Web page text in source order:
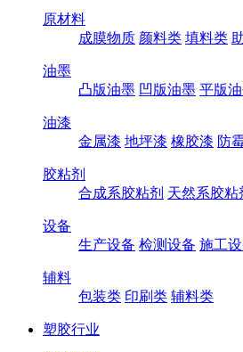
原材料
成膜物质 颜料类 填料类
油墨
凸版油墨 凹版油墨 平版
油漆
金属漆 地坪漆 橡胶漆 防
胶粘剂
合成系胶粘剂 天然系胶粘
设备
生产设备 检测设备 施工
辅料
包装类 印刷类 辅料类
塑胶行业